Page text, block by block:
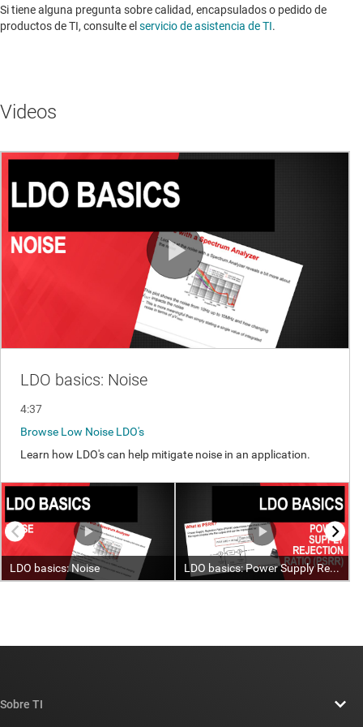
Si tiene alguna pregunta sobre calidad, encapsulados o pedido de
productos de TI, consulte el servicio de asistencia de TI. ​​​​​​​​​​​​​​
Videos
Sobre TI